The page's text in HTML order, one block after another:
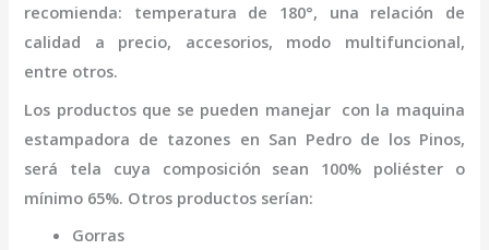
recomienda: temperatura de 180°, una relación de
calidad a precio, accesorios, modo multifuncional,
entre otros.
Los productos que se pueden manejar con la maquina
estampadora de tazones en San Pedro de los Pinos,
será tela cuya composición sean 100% poliéster o
mínimo 65%. Otros productos serían:
Gorras